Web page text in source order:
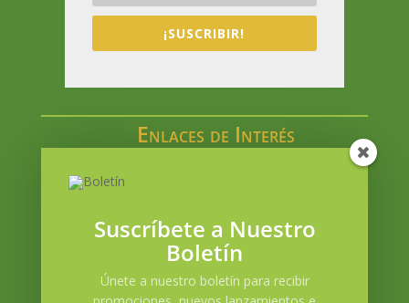
¡SUSCRIBIR!
Enlaces de Interés
Acceso a Mi cuenta
Contacto
Política de envíos
Términos y condiciones
Suscríbete a Nuestro
Boletín
Únete a nuestro boletín para recibir